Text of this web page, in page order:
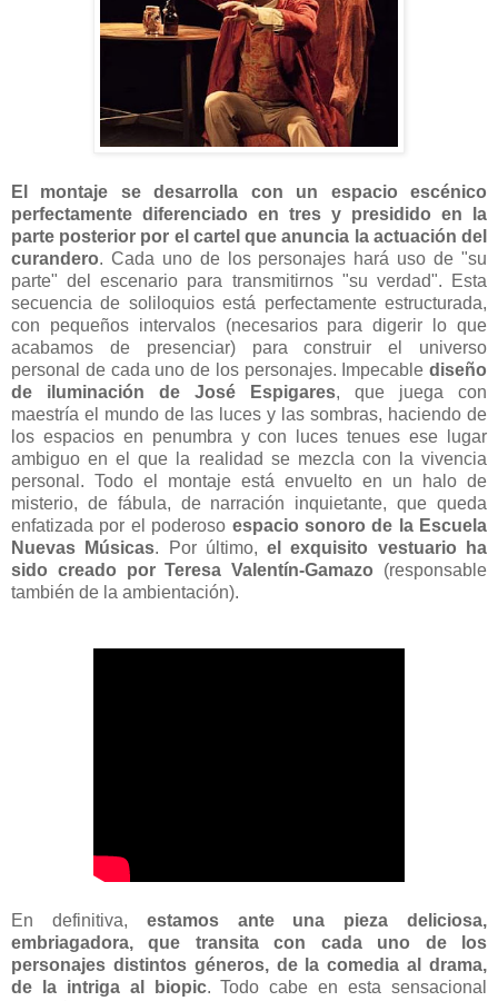
El montaje se desarrolla con un espacio escénico
perfectamente diferenciado en tres y presidido en la
parte posterior por el cartel que anuncia la actuación del
curandero. Cada uno de los personajes hará uso de "su
parte" del escenario para transmitirnos "su verdad". Esta
secuencia de soliloquios está perfectamente estructurada,
con pequeños intervalos (necesarios para digerir lo que
acabamos de presenciar) para construir el universo
personal de cada uno de los personajes. Impecable diseño
de iluminación de José Espigares, que juega con
maestría el mundo de las luces y las sombras, haciendo de
los espacios en penumbra y con luces tenues ese lugar
ambiguo en el que la realidad se mezcla con la vivencia
personal. Todo el montaje está envuelto en un halo de
misterio, de fábula, de narración inquietante, que queda
enfatizada por el poderoso espacio sonoro de la Escuela
Nuevas Músicas. Por último,el exquisito vestuario ha
sido creado por Teresa Valentín-Gamazo (responsable
también de la ambientación).
En definitiva, estamos ante una pieza deliciosa,
embriagadora, que transita con cada uno de los
personajes distintos géneros, de la comedia al drama,
de la intriga al biopic. Todo cabe en esta sensacional